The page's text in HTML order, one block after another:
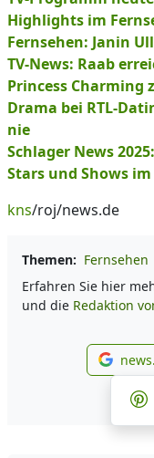
Highlights im
Fernsehen: Janin
TV-News: Raab
Princess Charming
Drama bei RTL-
nie
Schlager News
Stars und Shows
kns/roj/news.de
Themen: Fernsehen
Erfahren Sie hier
und die Redaktion